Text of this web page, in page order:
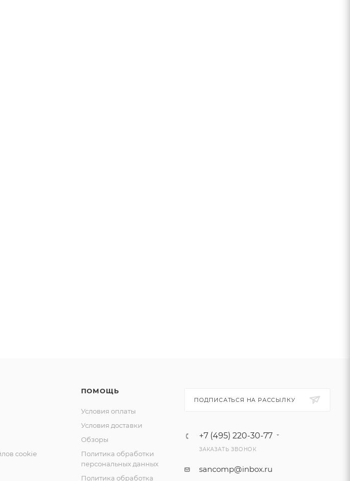
cookie
ПОМОЩЬ
Условия оплаты
Условия доставки
Обзоры
Политика обработки
персональных данных
Политика обработка
ПОДПИСАТЬСЯ НА РАССЫЛКУ
+7 (495) 220-30-77
ЗАКАЗАТЬ ЗВОНОК
sancomp@inbox.ru